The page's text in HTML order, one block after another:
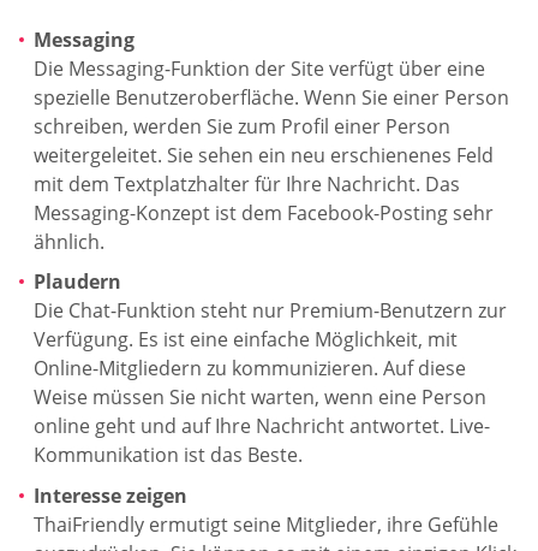
Messaging
Die Messaging-Funktion der Site verfügt über eine
spezielle Benutzeroberfläche. Wenn Sie einer Person
schreiben, werden Sie zum Profil einer Person
weitergeleitet. Sie sehen ein neu erschienenes Feld
mit dem Textplatzhalter für Ihre Nachricht. Das
Messaging-Konzept ist dem Facebook-Posting sehr
ähnlich.
Plaudern
Die Chat-Funktion steht nur Premium-Benutzern zur
Verfügung. Es ist eine einfache Möglichkeit, mit
Online-Mitgliedern zu kommunizieren. Auf diese
Weise müssen Sie nicht warten, wenn eine Person
online geht und auf Ihre Nachricht antwortet. Live-
Kommunikation ist das Beste.
Interesse zeigen
ThaiFriendly ermutigt seine Mitglieder, ihre Gefühle